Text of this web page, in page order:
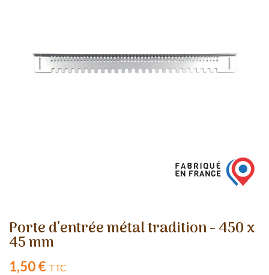
Porte d’entrée métal tradition - 450 x
45 mm
1,50 € TTC